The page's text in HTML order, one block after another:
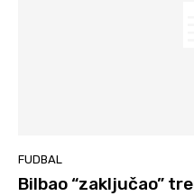
FUDBAL
Bilbao “zaključao”